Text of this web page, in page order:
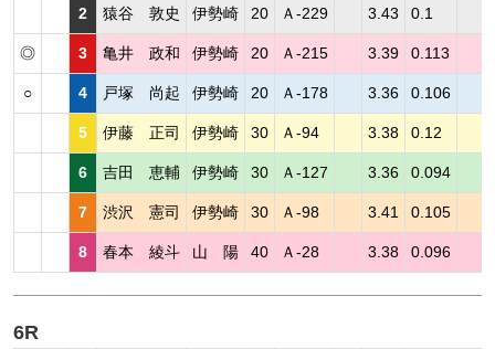
2 猿谷 敦史 伊勢崎 20 Ａ-229 3.43 0.1
◎ 3 亀井 政和 伊勢崎 20 Ａ-215 3.39 0.113
○ 4 戸塚 尚起 伊勢崎 20 Ａ-178 3.36 0.106
5 伊藤 正司 伊勢崎 30 Ａ-94 3.38 0.12
6 吉田 恵輔 伊勢崎 30 Ａ-127 3.36 0.094
7 渋沢 憲司 伊勢崎 30 Ａ-98 3.41 0.105
8 春本 綾斗 山 陽 40 Ａ-28 3.38 0.096
6R